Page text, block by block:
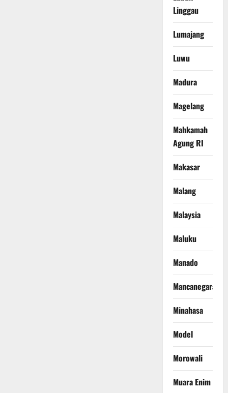
Linggau
Lumajang
Luwu
Madura
Magelang
Mahkamah
Agung RI
Makasar
Malang
Malaysia
Maluku
Manado
Mancanegara
Minahasa
Model
Morowali
Muara Enim